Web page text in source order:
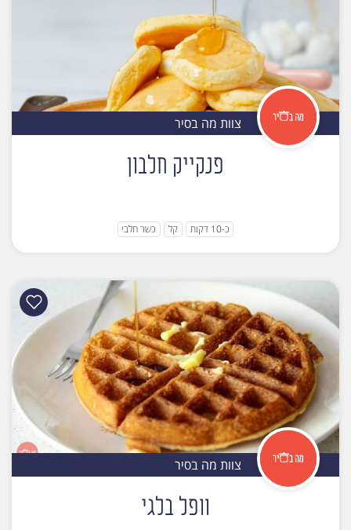
צוות מה בסיר
פנקייק חלבון
כ-10 דקות קל כשר חלבי
צוות מה בסיר
וופל בלגי